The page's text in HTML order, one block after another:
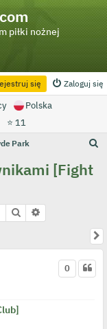
piłki nożnej
Zaloguj się
się
Polska
⭐ 11
Park
[Fight
Szukaj
0